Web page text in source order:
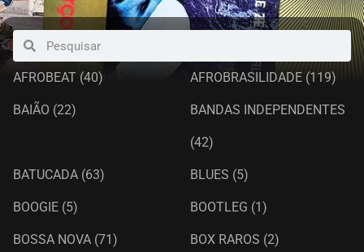
AFROBEAT (40) AFROBRASILIDADE (119)
BAIÃO (22) BANDAS INDEPENDENTES
(42)
BATUCADA (63) BLUES (5)
BOOGIE (5) BOOTLEG (1)
BOSSA NOVA (71) BOX RAROS (2)